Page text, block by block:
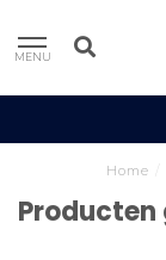
MENU
Home